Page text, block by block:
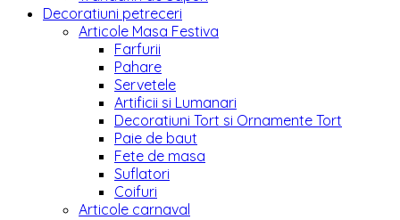
Decoratiuni petreceri
Articole Masa Festiva
Farfurii
Pahare
Servetele
Artificii si Lumanari
Decoratiuni Tort si Ornamente Tort
Paie de baut
Fete de masa
Suflatori
Coifuri
Articole carnaval